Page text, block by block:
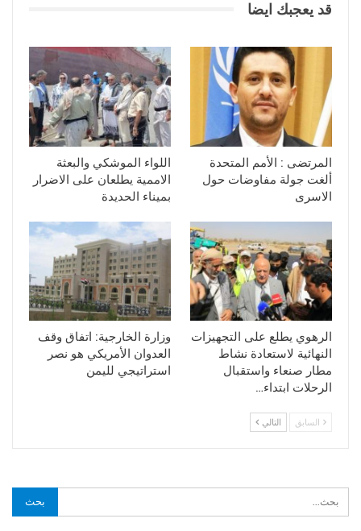
قد يعجبك ايضا
المرتضى : الأمم المتحدة
ألغت جولة مفاوضات حول
الاسرى
اللواء الموشكي والبعثة
الاممية يطلعان على الاضرار
بميناء الحديدة
الرهوي يطلع على التجهيزات
النهائية لاستعادة نشاط
مطار صنعاء واستقبال
الرحلات ابتداء…
وزارة الخارجية: اتفاق وقف
العدوان الأمريكي هو نصر
استراتيجي لليمن
السابق التالي